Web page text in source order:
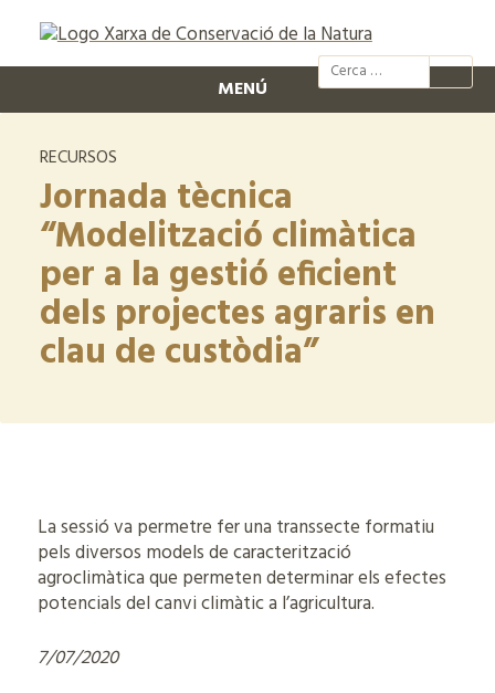
@xcn.cat
MENÚ
RECURSOS
Jornada tècnica
“Modelització climàtica
per a la gestió eficient
dels projectes agraris en
clau de custòdia”
La sessió va permetre fer una transsecte formatiu
pels diversos models de caracterització
agroclimàtica que permeten determinar els efectes
potencials del canvi climàtic a l’agricultura.
7/07/2020